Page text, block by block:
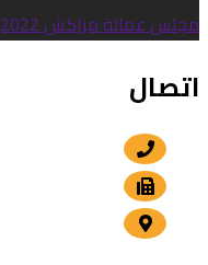
مجلس عمالة مراكش 2022
اتصال